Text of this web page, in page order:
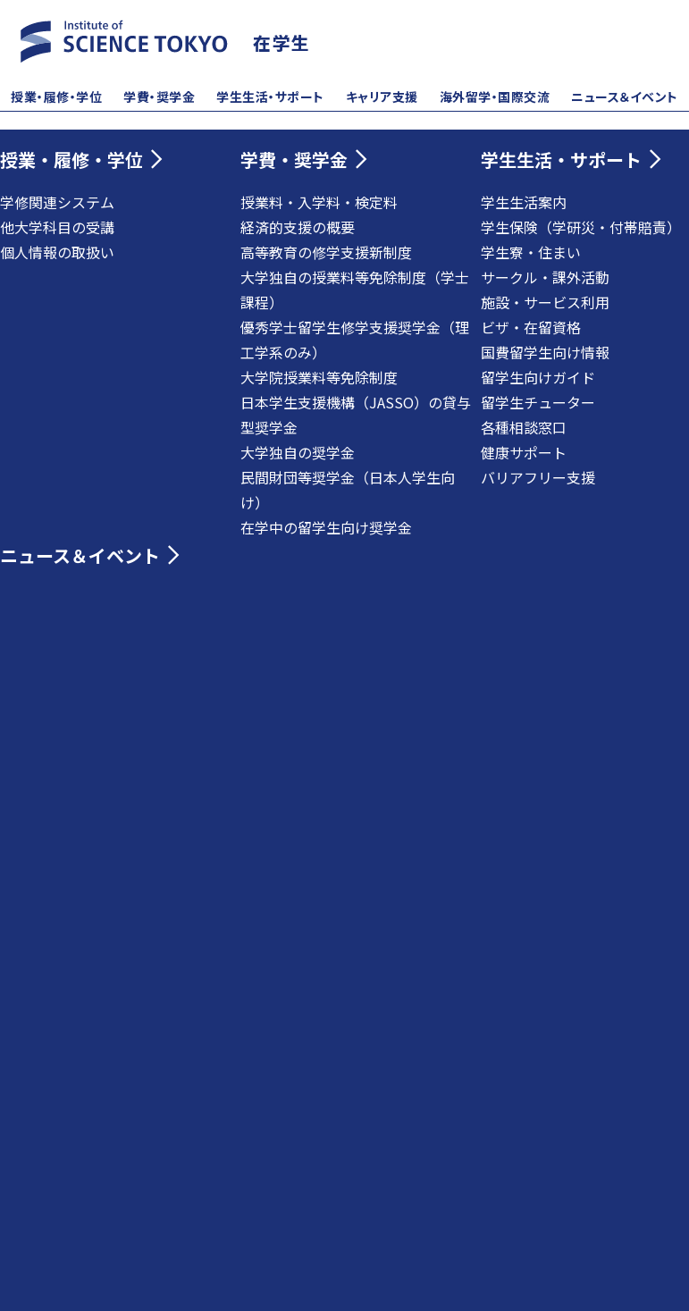
在学生
授業・履修・学位 学費・奨学金 学生生活・サポート キャリア支援 海外留学・国際交流 ニュース＆イベント
授業・履修・学位
学修関連システム
他大学科目の受講
個人情報の取扱い
学費・奨学金
授業料・入学料・検定料
経済的支援の概要
高等教育の修学支援新制度
大学独自の授業料等免除制度（学士
課程）
優秀学士留学生修学支援奨学金（理
工学系のみ）
大学院授業料等免除制度
日本学生支援機構（JASSO）の貸与
型奨学金
大学独自の奨学金
民間財団等奨学金（日本人学生向
け）
在学中の留学生向け奨学金
学生生活・サポート
学生生活案内
学生保険（学研災・付帯賠責）
学生寮・住まい
サークル・課外活動
施設・サービス利用
ビザ・在留資格
国費留学生向け情報
留学生向けガイド
留学生チューター
各種相談窓口
健康サポート
バリアフリー支援
ニュース＆イベント